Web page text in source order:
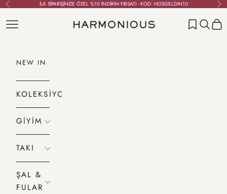
İçeriğe geç
Geri İLK SİPARİŞİNİZE ÖZEL %10 İNDİRİM FIRSATI - KOD: HOSGELDIN10 İleri
HARMONIOUS
Menü Ara Sepet
NEW IN
KOLEKSİYONLAR
GİYİM
TAKI
ŞAL &
FULAR